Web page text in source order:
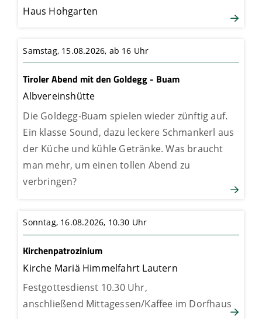
Haus Hohgarten
Samstag, 15.08.2026, ab 16 Uhr
Tiroler Abend mit den Goldegg - Buam
Albvereinshütte
Die Goldegg-Buam spielen wieder zünftig auf.
Ein klasse Sound, dazu leckere Schmankerl aus
der Küche und kühle Getränke. Was braucht
man mehr, um einen tollen Abend zu
verbringen?
Sonntag, 16.08.2026, 10.30 Uhr
Kirchenpatrozinium
Kirche Mariä Himmelfahrt Lautern
Festgottesdienst 10.30 Uhr,
anschließend Mittagessen/Kaffee im Dorfhaus